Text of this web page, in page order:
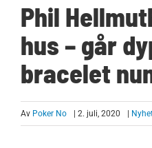
Phil
hus – går
bracelet
Av Poker No | 2. juli, 2020